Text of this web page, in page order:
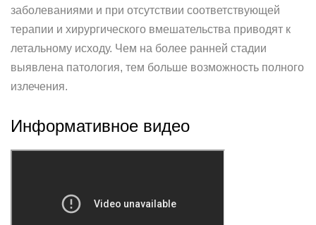
заболеваниями и при отсутствии соответствующей
терапии и хирургического вмешательства приводят к
летальному исходу. Чем на более ранней стадии
выявлена патология, тем больше возможность полного
излечения.
Информативное видео